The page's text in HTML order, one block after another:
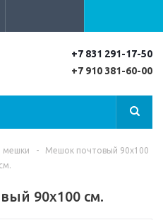
+7 831 291-17-50
+7 910 381-60-00
мешки -
Мешок почтовый 90х100
см.
90х100 см.